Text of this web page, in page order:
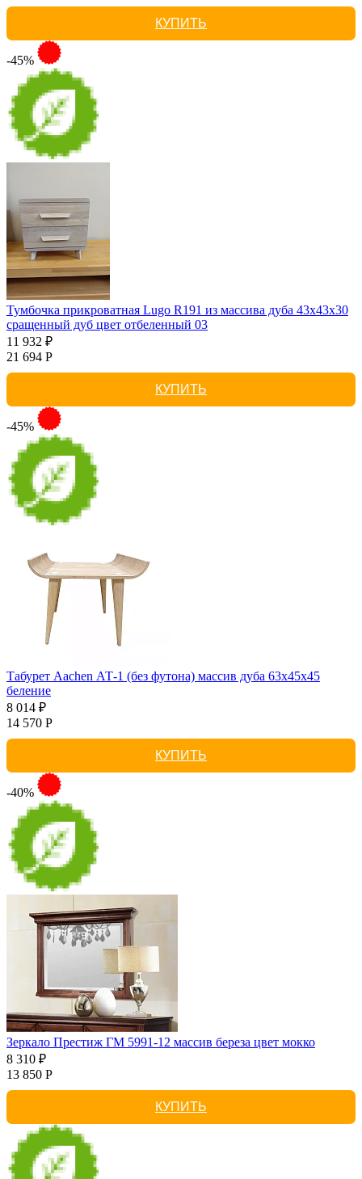
КУПИТЬ
-45%
Тумбочка прикроватная Lugo R191 из массива дуба 43х43х30
сращенный дуб цвет отбеленный 03
11 932 ₽
21 694 Р
КУПИТЬ
-45%
Табурет Aachen АТ-1 (без футона) массив дуба 63х45х45
беление
8 014 ₽
14 570 Р
КУПИТЬ
-40%
Зеркало Престиж ГМ 5991-12 массив береза цвет мокко
8 310 ₽
13 850 Р
КУПИТЬ